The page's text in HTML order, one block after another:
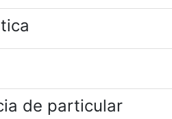
de particular